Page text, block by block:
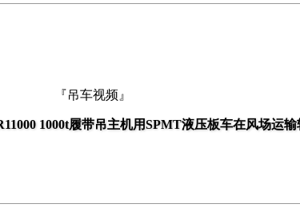
『吊车视频』
1000t履带吊主机用SPMT液压板车在风场运输